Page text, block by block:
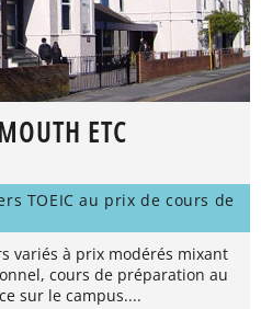
ETC
TOEIC au prix de cours de
variés à prix modérés mixant
cours de préparation au
sur le campus....